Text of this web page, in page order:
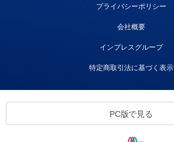
プライバシーポリシー
会社概要
インプレスグループ
特定商取引法に基づく表示
PC版で見る